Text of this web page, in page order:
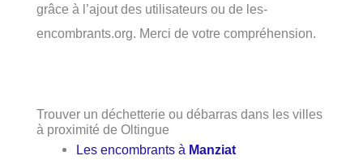
grâce à l’ajout des utilisateurs ou de les-
encombrants.org. Merci de votre compréhension.
Trouver un déchetterie ou débarras dans les villes
à proximité de Oltingue
Les encombrants à Manziat